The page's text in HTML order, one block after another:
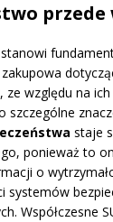
stanowi
ze względu na
szczególne
staje
ponieważ to
o
systemów
Współczesne